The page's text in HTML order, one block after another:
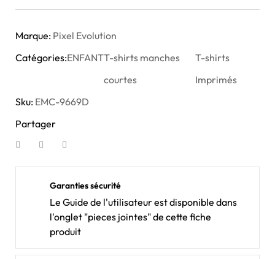
Marque: Pixel Evolution
Catégories:ENFANTT-shirts manches
courtes
T-shirts
Imprimés
Sku: EMC-9669D
Partager
Garanties sécurité
Le Guide de l'utilisateur est disponible dans
l'onglet "pieces jointes" de cette fiche
produit